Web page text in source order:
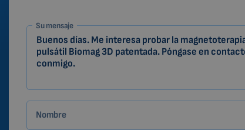
1-
ES
Zákazník
Su mensaje
Nombre